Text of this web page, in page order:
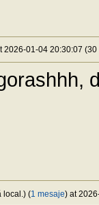
2026-01-04 20:30:07
local.) (1 mesaje) at